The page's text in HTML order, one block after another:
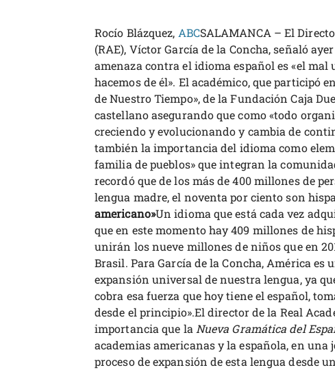
Rocío Blázquez, ABCSALAMANCA – El
(RAE), Víctor García de la Concha, señaló
amenaza contra el idioma español es «el mal
hacemos de él». El académico, que participó
de Nuestro Tiempo», de la Fundación Caja
castellano asegurando que como «todo
creciendo y evolucionando y cambia de
también la importancia del idioma como
familia de pueblos» que integran la
recordó que de los más de 400 millones de
lengua madre, el noventa por ciento son
americano»Un idioma que está cada vez
que en este momento hay 409 millones de
unirán los nueve millones de niños que en
Brasil. Para García de la Concha, América es
expansión universal de nuestra lengua, ya
cobra esa fuerza que hoy tiene el español,
desde el principio».El director de la Real
importancia que la Nueva Gramática del
academias americanas y la española, en una
proceso de expansión de esta lengua desde